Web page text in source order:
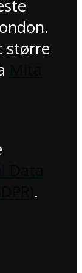
større
.